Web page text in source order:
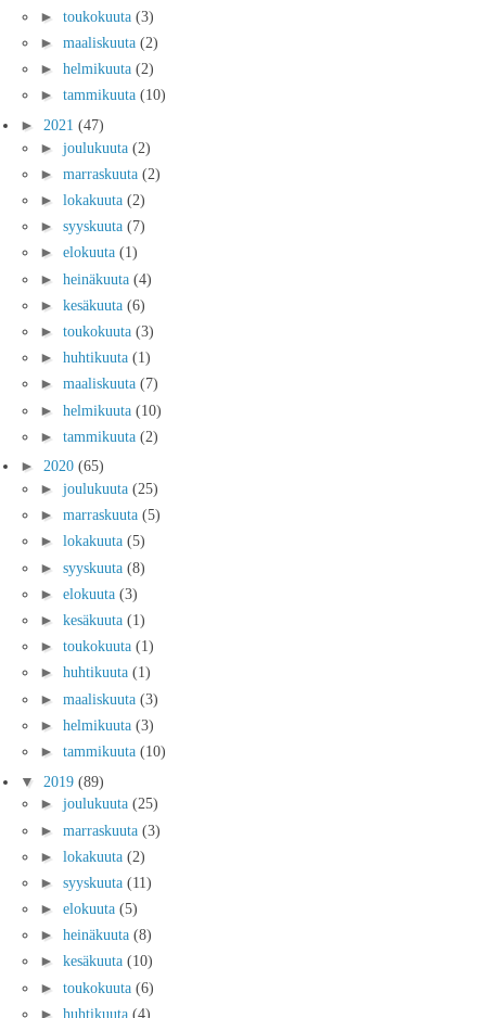
► toukokuuta (3)
► maaliskuuta (2)
► helmikuuta (2)
► tammikuuta (10)
► 2021 (47)
► joulukuuta (2)
► marraskuuta (2)
► lokakuuta (2)
► syyskuuta (7)
► elokuuta (1)
► heinäkuuta (4)
► kesäkuuta (6)
► toukokuuta (3)
► huhtikuuta (1)
► maaliskuuta (7)
► helmikuuta (10)
► tammikuuta (2)
► 2020 (65)
► joulukuuta (25)
► marraskuuta (5)
► lokakuuta (5)
► syyskuuta (8)
► elokuuta (3)
► kesäkuuta (1)
► toukokuuta (1)
► huhtikuuta (1)
► maaliskuuta (3)
► helmikuuta (3)
► tammikuuta (10)
▼ 2019 (89)
► joulukuuta (25)
► marraskuuta (3)
► lokakuuta (2)
► syyskuuta (11)
► elokuuta (5)
► heinäkuuta (8)
► kesäkuuta (10)
► toukokuuta (6)
► huhtikuuta (4)